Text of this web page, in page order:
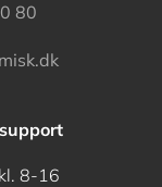
80
8-16